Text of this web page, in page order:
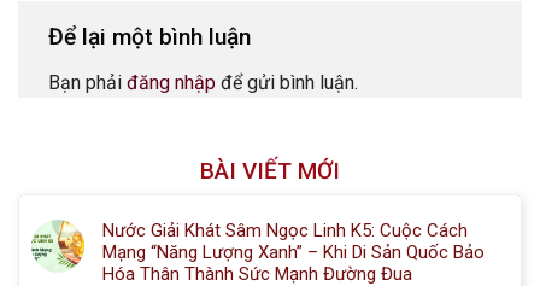
Để lại một bình luận
Bạn phải đăng nhập để gửi bình luận.
BÀI VIẾT MỚI
Nước Giải Khát Sâm Ngọc Linh K5: Cuộc Cách
Mạng “Năng Lượng Xanh” – Khi Di Sản Quốc Bảo
Hóa Thân Thành Sức Mạnh Đường Đua